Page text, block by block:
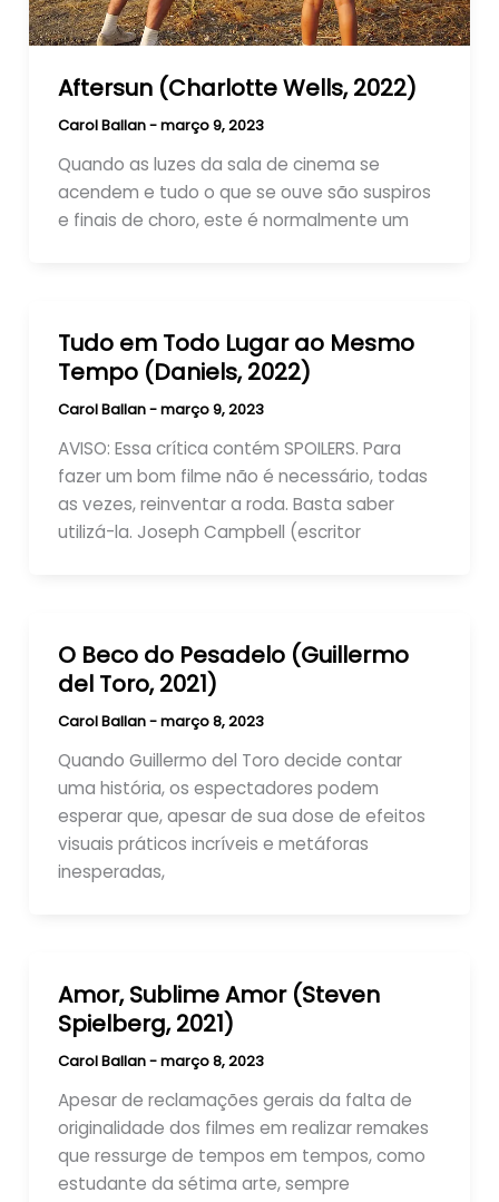
Aftersun (Charlotte Wells, 2022)
Carol Ballan-março 9, 2023
Quando as luzes da sala de cinema se
acendem e tudo o que se ouve são suspiros
e finais de choro, este é normalmente um
Tudo em Todo Lugar ao Mesmo
Tempo (Daniels, 2022)
Carol Ballan-março 9, 2023
AVISO: Essa crítica contém SPOILERS. Para
fazer um bom filme não é necessário, todas
as vezes, reinventar a roda. Basta saber
utilizá-la. Joseph Campbell (escritor
O Beco do Pesadelo (Guillermo
del Toro, 2021)
Carol Ballan-março 8, 2023
Quando Guillermo del Toro decide contar
uma história, os espectadores podem
esperar que, apesar de sua dose de efeitos
visuais práticos incríveis e metáforas
inesperadas,
Amor, Sublime Amor (Steven
Spielberg, 2021)
Carol Ballan-março 8, 2023
Apesar de reclamações gerais da falta de
originalidade dos filmes em realizar remakes
que ressurge de tempos em tempos, como
estudante da sétima arte, sempre